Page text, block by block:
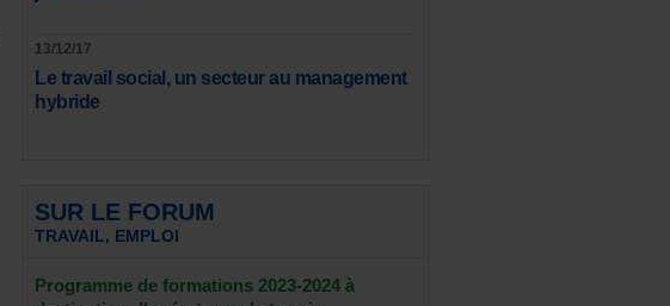
13/12/17
Le travail social, un secteur au management
hybride
SUR LE FORUM
TRAVAIL, EMPLOI
Programme de formations 2023-2024 à